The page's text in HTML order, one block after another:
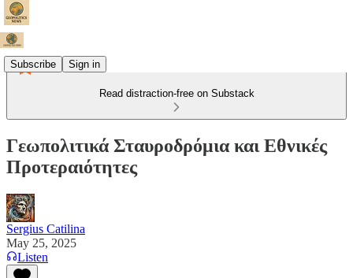
Subscribe Sign in
Read distraction-free on Substack
Γεωπολιτικά Σταυροδρόμια και Εθνικές
Προτεραιότητες
Sergius Catilina
May 25, 2025
Listen